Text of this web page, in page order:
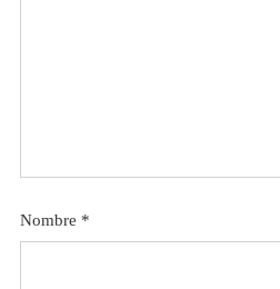
Nombre *